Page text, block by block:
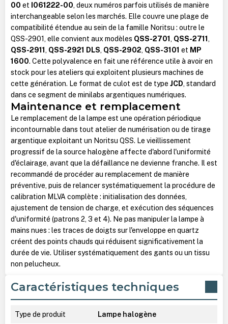
00 et I061222-00, deux numéros parfois utilisés de manière
interchangeable selon les marchés. Elle couvre une plage de
compatibilité étendue au sein de la famille Noritsu : outre le
QSS-2901, elle convient aux modèles QSS-2701 , QSS-2711 ,
QSS-2911 , QSS-2921 DLS, QSS-2902, QSS-3101 et MP
1600. Cette polyvalence en fait une référence utile à avoir en
stock pour les ateliers qui exploitent plusieurs machines de
cette génération. Le format de culot est de type JCD, standard
dans ce segment de minilabs argentiques numériques.
Maintenance et remplacement
Le remplacement de la lampe est une opération périodique
incontournable dans tout atelier de numérisation ou de tirage
argentique exploitant un Noritsu QSS. Le vieillissement
progressif de la source halogène affecte d'abord l'uniformité
d'éclairage, avant que la défaillance ne devienne franche. Il est
recommandé de procéder au remplacement de manière
préventive, puis de relancer systématiquement la procédure de
calibration MLVA complète : initialisation des données,
ajustement de tension de charge, et exécution des séquences
d'uniformité (patrons 2, 3 et 4). Ne pas manipuler la lampe à
mains nues : les traces de doigts sur l'enveloppe en quartz
créent des points chauds qui réduisent significativement la
durée de vie. Utiliser systématiquement des gants ou un tissu
non pelucheux.
Caractéristiques techniques
Type de produit Lampe halogène